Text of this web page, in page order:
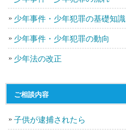
少年事件・少年犯罪の基礎知識
少年事件・少年犯罪の動向
少年法の改正
ご相談内容
子供が逮捕されたら